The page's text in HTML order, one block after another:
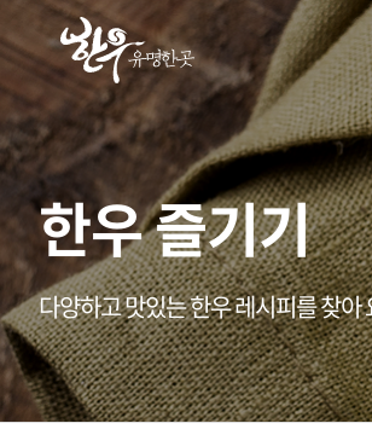
한우 즐기기
다양하고 맛있는 한우 레시피를 찾